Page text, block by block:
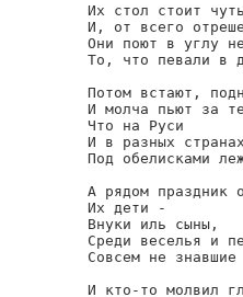
Их стол стоит
И, от всего
Они поют в углу
То, что певали в
Потом встают,
И молча пьют за
Что на Руси
И в разных странах
Под обелисками
А рядом праздник
Их дети -
Внуки иль сыны,
Среди веселья и
Совсем не знавшие
И кто-то молвил